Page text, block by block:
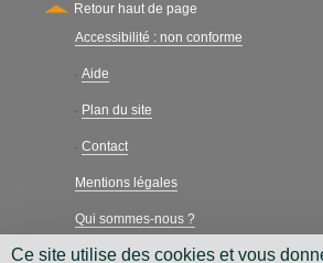
Retour haut de page
Secondary
Accessibilité : non conforme
- Aide
- Plan du site
- Contact
Mentions légales
Qui sommes-nous ?
Charte néthique
Ce site utilise des cookies et vous